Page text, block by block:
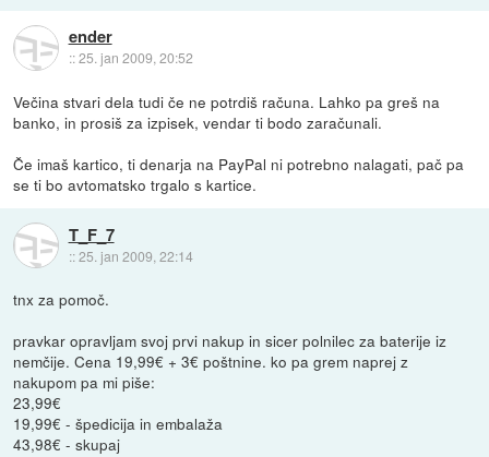
ender
::25. jan 2009, 20:52
Večina stvari dela tudi če ne potrdiš računa. Lahko pa greš na
banko, in prosiš za izpisek, vendar ti bodo zaračunali.
Če imaš kartico, ti denarja na PayPal ni potrebno nalagati, pač pa
se ti bo avtomatsko trgalo s kartice.
T_F_7
::25. jan 2009, 22:14
tnx za pomoč.
pravkar opravljam svoj prvi nakup in sicer polnilec za baterije iz
nemčije. Cena 19,99€ + 3€ poštnine. ko pa grem naprej z
nakupom pa mi piše:
23,99€
19,99€ - špedicija in embalaža
43,98€ - skupaj